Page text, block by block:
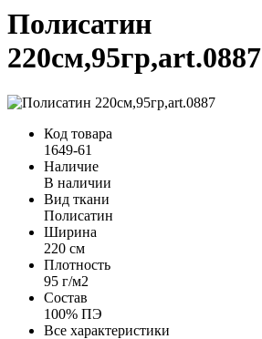
Полисатин
220см,95гр,art.0887
Код товара
1649-61
Наличие
В наличии
Вид ткани
Полисатин
Ширина
220 см
Плотность
95 г/м2
Состав
100% ПЭ
Все характеристики